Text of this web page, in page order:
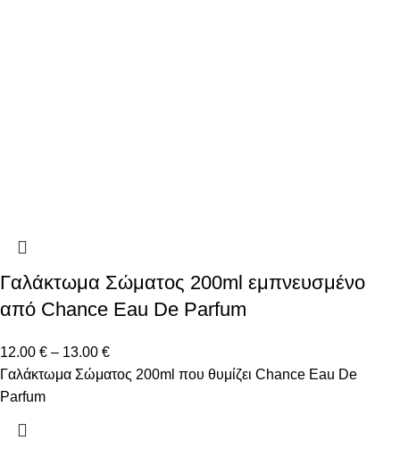
Γαλάκτωμα Σώματος 200ml εμπνευσμένο
από Chance Eau De Parfum
12.00 € – 13.00 €
Γαλάκτωμα Σώματος 200ml που θυμίζει Chance Eau De
Parfum